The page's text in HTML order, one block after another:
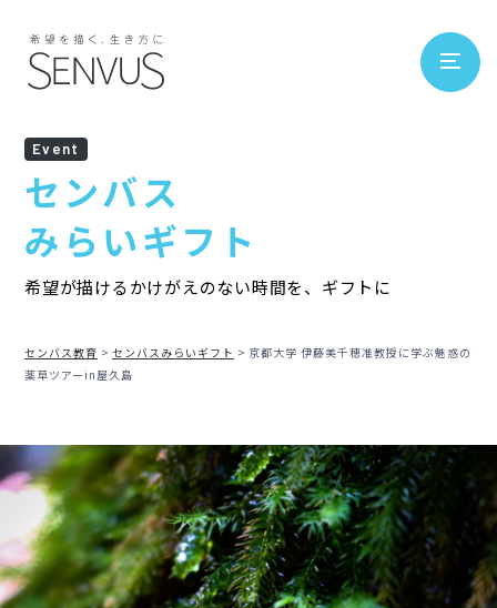
Event
センバス
みらいギフト
希望が描けるかけがえのない時間を、ギフトに
センバス教育 センバスみらいギフト
京都大学 伊藤美千穂准教授に学ぶ魅惑の
薬草ツアーin屋久島